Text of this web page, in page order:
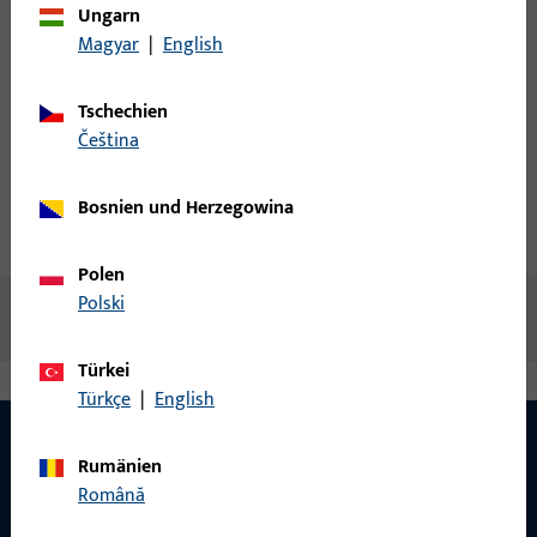
Keine Inhalte vorhanden
KONTAKT
Ungarn
Magyar | English
Tschechien
čeština
Bosnien und Herzegowina
Polen
Polski
Türkei
Türkçe | English
Rumänien
Română